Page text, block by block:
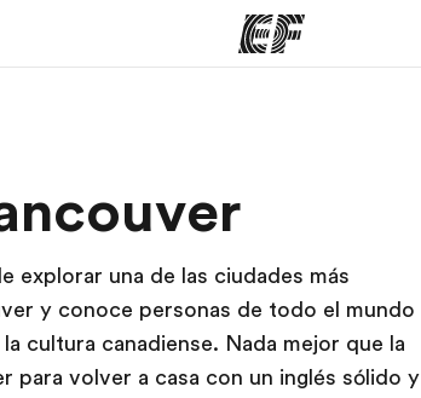
hacemos Encuentra una oficina
explorar una de las ciudades más
y conoce personas de todo el mundo
cultura canadiense. Nada mejor que la
para volver a casa con un inglés sólido y